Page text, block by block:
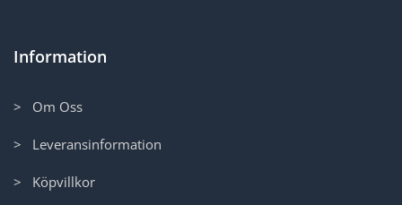
Information
> Om Oss
> Leveransinformation
> Köpvillkor